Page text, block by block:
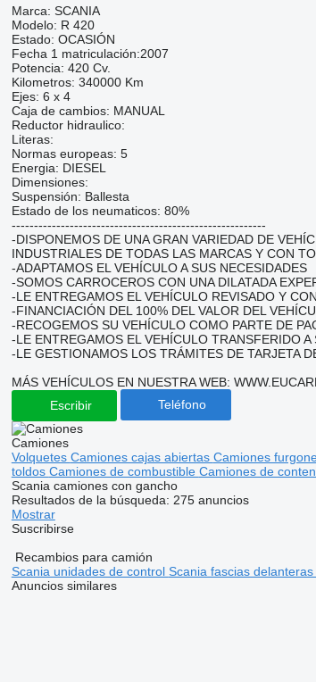
Marca: SCANIA
Modelo: R 420
Estado: OCASIÓN
Fecha 1 matriculación:2007
Potencia: 420 Cv.
Kilometros: 340000 Km
Ejes: 6 x 4
Caja de cambios: MANUAL
Reductor hidraulico:
Literas:
Normas europeas: 5
Energia: DIESEL
Dimensiones:
Suspensión: Ballesta
Estado de los neumaticos: 80%
---------------------------------------------------------
-DISPONEMOS DE UNA GRAN VARIEDAD DE
INDUSTRIALES DE TODAS LAS MARCAS Y CON
-ADAPTAMOS EL VEHÍCULO A SUS NECESIDADES
-SOMOS CARROCEROS CON UNA DILATADA
-LE ENTREGAMOS EL VEHÍCULO REVISADO Y
-FINANCIACIÓN DEL 100% DEL VALOR DEL
-RECOGEMOS SU VEHÍCULO COMO PARTE DE
-LE ENTREGAMOS EL VEHÍCULO TRANSFERIDO A
-LE GESTIONAMOS LOS TRÁMITES DE TARJETA
MÁS VEHÍCULOS EN NUESTRA WEB:
Escribir
Teléfono
Camiones
Volquetes Camiones cajas abiertas Camiones
toldos Camiones de combustible Camiones de
Scania camiones con gancho
Resultados de la búsqueda: 275 anuncios
Mostrar
Suscribirse
Recambios para camión
Scania unidades de control Scania fascias delanteras
Anuncios similares